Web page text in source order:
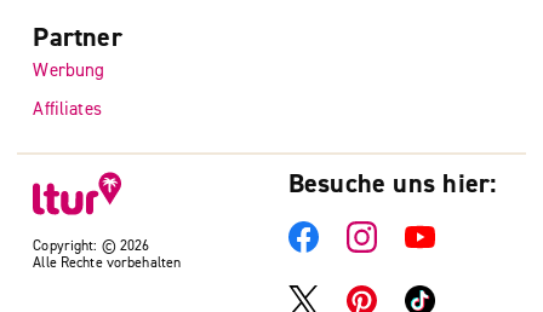
Copyright: © 2026
Alle Rechte vorbehalten
Partner
Werbung
Affiliates
Besuche uns hier: